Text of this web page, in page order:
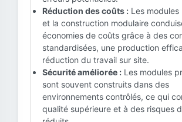
Réduction des coûts : Les
et la construction modulaire
économies de coûts grâce à des
standardisées, une production
réduction du travail sur site.
Sécurité améliorée : Les modules
sont souvent construits dans des
environnements contrôlés, ce qui
qualité supérieure et à des risques